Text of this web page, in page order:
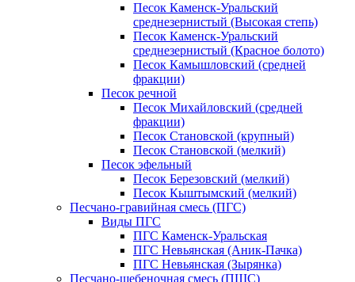
Песок Каменск-Уральский
среднезернистый (Высокая степь)
Песок Каменск-Уральский
среднезернистый (Красное болото)
Песок Камышловский (средней
фракции)
Песок речной
Песок Михайловский (средней
фракции)
Песок Становской (крупный)
Песок Становской (мелкий)
Песок эфельный
Песок Березовский (мелкий)
Песок Кыштымский (мелкий)
Песчано-гравийная смесь (ПГС)
Виды ПГС
ПГС Каменск-Уральская
ПГС Невьянская (Аник-Пачка)
ПГС Невьянская (Зырянка)
Песчано-щебеночная смесь (ПЩС)